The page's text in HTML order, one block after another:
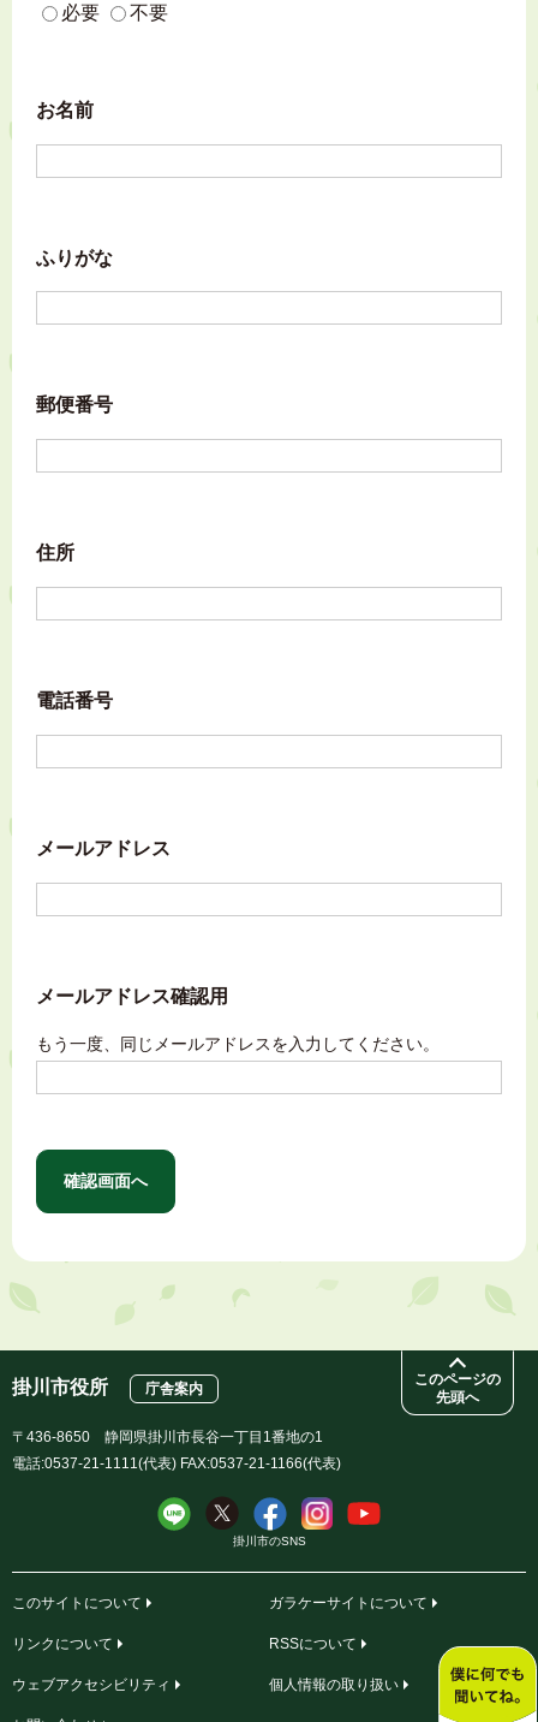
必要 不要
お名前
ふりがな
郵便番号
住所
電話番号
メールアドレス
メールアドレス確認用
もう一度、同じメールアドレスを入力してください。
このページの
先頭へ
掛川市役所 庁舎案内
〒436-8650 静岡県掛川市長谷一丁目1番地の1
電話:0537-21-1111(代表) FAX:0537-21-1166(代表)
掛川市のSNS
このサイトについて ガラケーサイトについて
リンクについて RSSについて
ウェブアクセシビリティ 個人情報の取り扱い